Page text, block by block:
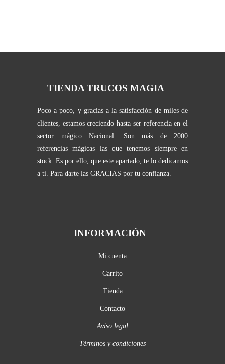
TIENDA TRUCOS MAGIA
Poco a poco, y gracias a la satisfacción de miles de
clientes, estamos creciendo hasta ser referencia en el
sector mágico Nacional. Son más de 2000
referencias mágicas las que tenemos siempre en
stock. Es por ello, que este apartado, te lo dedicamos
a ti. Para darte las GRACIAS por tu confianza.
INFORMACIÓN
Mi cuenta
Carrito
Tienda
Contacto
Aviso legal
Términos y condiciones